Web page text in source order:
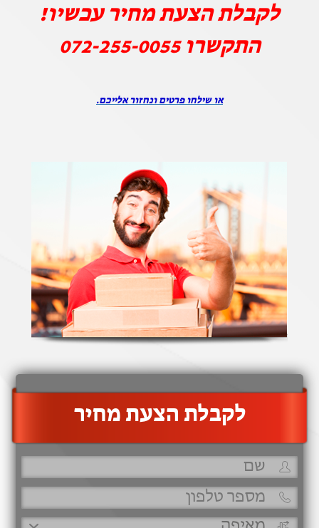
לקבלת הצעת מחיר עכשיו!
התקשרו072-255-0055
או שילחו פרטים ונחזור אלייכם.
‫לקבלת הצעת מחיר